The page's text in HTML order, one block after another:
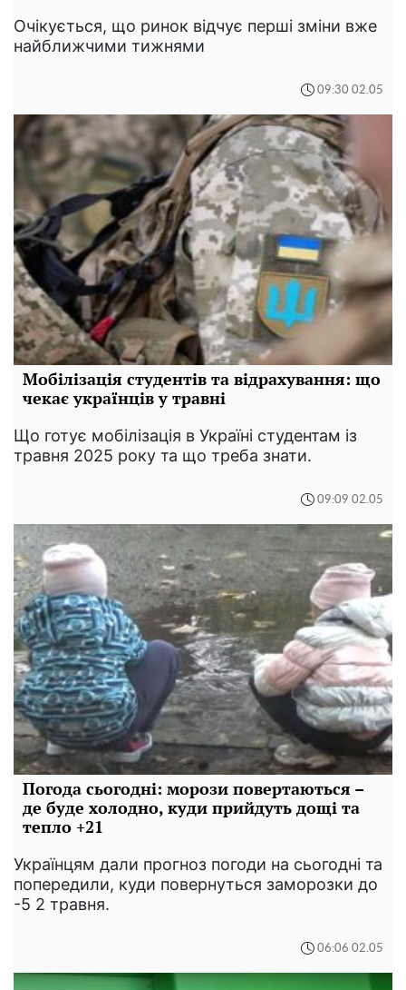
Очікується, що ринок відчує перші зміни вже
найближчими тижнями
09:30 02.05
Мобілізація студентів та відрахування: що
чекає українців у травні
Що готує мобілізація в Україні студентам із
травня 2025 року та що треба знати.
09:09 02.05
Погода сьогодні: морози повертаються –
де буде холодно, куди прийдуть дощі та
тепло +21
Українцям дали прогноз погоди на сьогодні та
попередили, куди повернуться заморозки до
-5 2 травня.
06:06 02.05